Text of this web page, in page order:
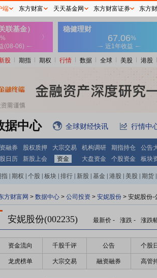
股 期指 期权 行情 数据 全球 美股 港股
据中心 全球财经快讯 行情中
融券 股权质押 大宗交易 机构调研 期指持仓
公告
日历 新股上会 资金 大盘资金 个股资金 板块
指 期权 个股 板块 排行 新股 基金 港股 美股 期货
方财富网 > 数据中心 > 公司投资 > 安妮股份 > 安妮股份-
安妮股份(002235) 最新价 - 涨跌 - 涨跌
资金流向 千股千评 公告 个股
龙虎榜单 大宗交易 融资融券 高管
端 东方财富 天天基金网 东方财富证券 东方